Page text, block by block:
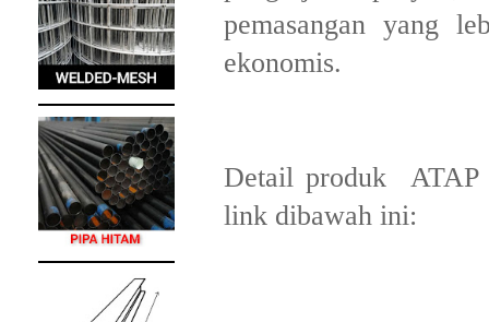
pemasangan yang
ekonomis.
Detail produk
link dibawah ini: